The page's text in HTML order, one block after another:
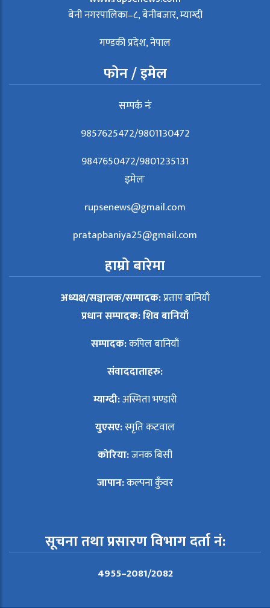
बेनी नगरपालिका–८, बेनीबजार, म्याग्दी
गण्डकी प्रदेश, नेपाल
फोन / इमेल
सम्पर्क नंः
9857625472/9801130472
9847650472/9801235131
इमेलः
rupsenews@gmail.com
pratapbaniya25@gmail.com
हाम्रो बारेमा
अध्यक्ष/सञ्चालक/सम्पादक:प्रताप बानियाँ
प्रधान सम्पादक: शिव बानियाँ
सम्पादक:कपिल बानियाँ
संवाददाताहरु:
म्याग्दी:अस्मिता भण्डारी
युएसए:स्मृति कटवाल
कोरिया:जनक बिसी
जापान:कल्पना कुँवर
सूचना तथा प्रसारण विभाग दर्ता नं:
4955–2081/2082